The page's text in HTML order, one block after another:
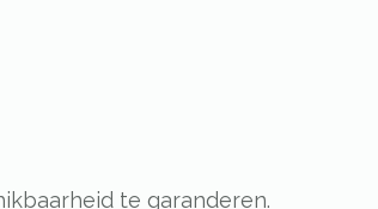
te garanderen.